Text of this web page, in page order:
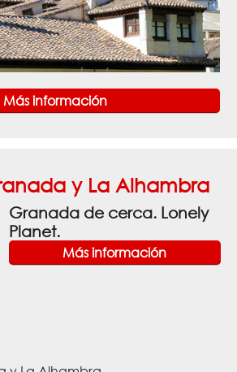
Más información
y La Alhambra
Granada de cerca. Lonely
Planet.
Más información